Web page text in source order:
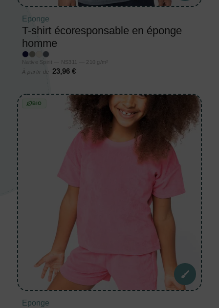
Eponge
T-shirt écoresponsable en éponge
homme
Native Spirit — NS311 — 210 g/m²
À partir de
23,96 €
BIO
Eponge